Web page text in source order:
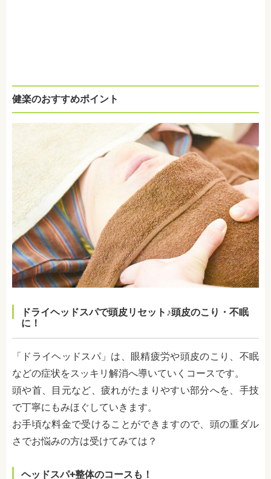
健楽のおすすめポイント
ドライヘッドスパで頭皮リセット♪頭皮のこり・不眠
に！
「ドライヘッドスパ」は、眼精疲労や頭皮のこり、不眠
などの症状をスッキリ解消へ導いていくコースです。
頭や首、目元など、疲れがたまりやすい部分へを、手技
で丁寧にもみほぐしていきます。
お手頃な料金で受けることができますので、頭の重ダル
さでお悩みの方は受けてみては？
ヘッドスパ+整体のコースも！